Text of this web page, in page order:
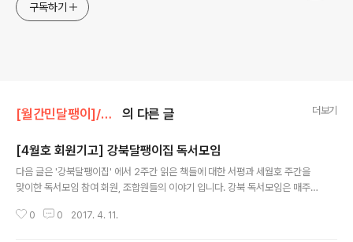
구독하기
[월간민달팽이]/* 월간민달팽이 회원 조합원 기고글 의 다른 글 더보기
[4월호 회원기고] 강북달팽이집 독서모임
다음 글은 '강북달팽이집' 에서 2주간 읽은 책들에 대한 서평과 세월호 주간을
맞이한 독서모임 참여 회원, 조합원들의 이야기 입니다. 강북 독서모임은 매주
시면 좋을것 같네요 ^^ 김솔아 - 안녕하세요, 회원,조합원 여러분 강북달팽이집
0 0 2017. 4. 11.